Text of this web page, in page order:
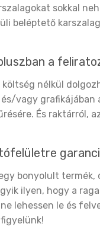
sokkal
beléptető
a
nélkül
vagy grafikájában
És raktárról,
bonyolult
ilyen, hogy a
lehessen le és